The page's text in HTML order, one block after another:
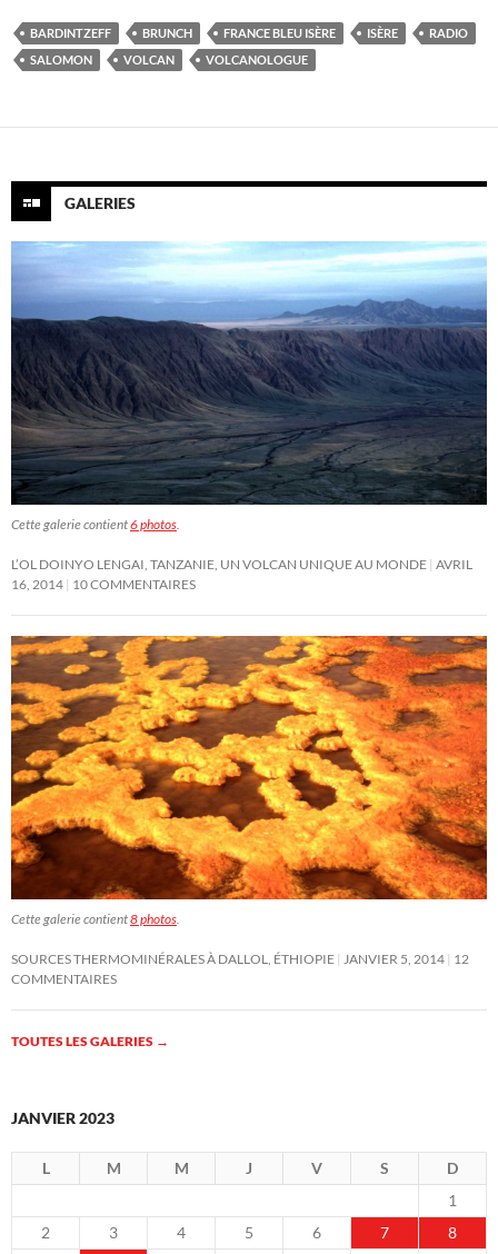
BARDINTZEFF BRUNCH FRANCE BLEU ISÈRE ISÈRE
RADIO
SALOMON
VOLCAN VOLCANOLOGUE
GALERIES
Cette galerie contient6 photos.
L’OL DOINYO LENGAI, TANZANIE, UN VOLCAN UNIQUE AU MONDE AVRIL
16, 2014 10 COMMENTAIRES
Cette galerie contient8 photos.
SOURCES THERMOMINÉRALES À DALLOL, ÉTHIOPIE JANVIER 5, 2014 12
COMMENTAIRES
TOUTES LES GALERIES →
JANVIER 2023
L M M J V S
D
1
2
3 4 5 6 7
8